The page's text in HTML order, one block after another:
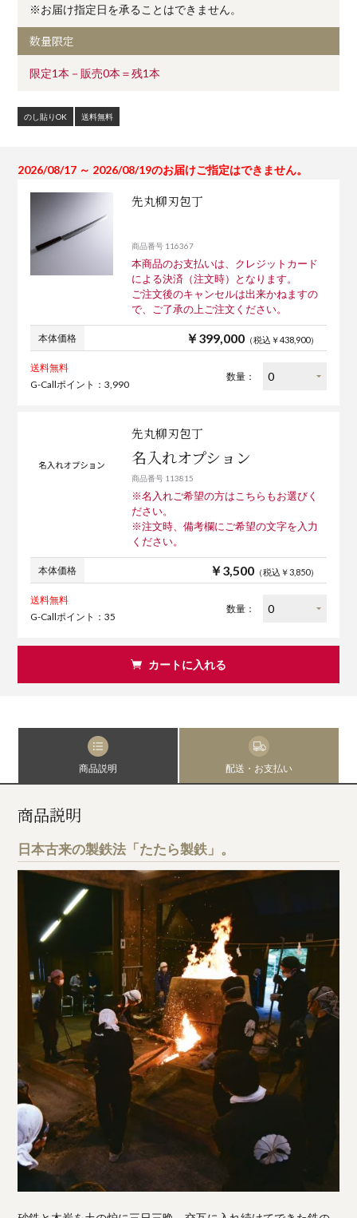
※お届け指定日を承ることはできません。
数量限定
限定1本－販売0本＝残1本
のし貼りOK 送料無料
2026/08/17 ～ 2026/08/19のお届けご指定はできません。
先丸柳刃包丁
商品番号 116367
本商品のお支払いは、クレジットカード
による決済（注文時）となります。
ご注文後のキャンセルは出来かねますの
で、ご了承の上ご注文ください。
本体価格 ￥399,000（税込￥438,900）
送料無料
G-Callポイント：3,990
数量：
先丸柳刃包丁
名入れオプション
商品番号 113815
※名入れご希望の方はこちらもお選びく
ださい。
※注文時、備考欄にご希望の文字を入力
ください。
本体価格 ￥3,500（税込￥3,850）
送料無料
G-Callポイント：35
数量：
カートに入れる
商品説明 配送・お支払い
商品説明
日本古来の製鉄法「たたら製鉄」。